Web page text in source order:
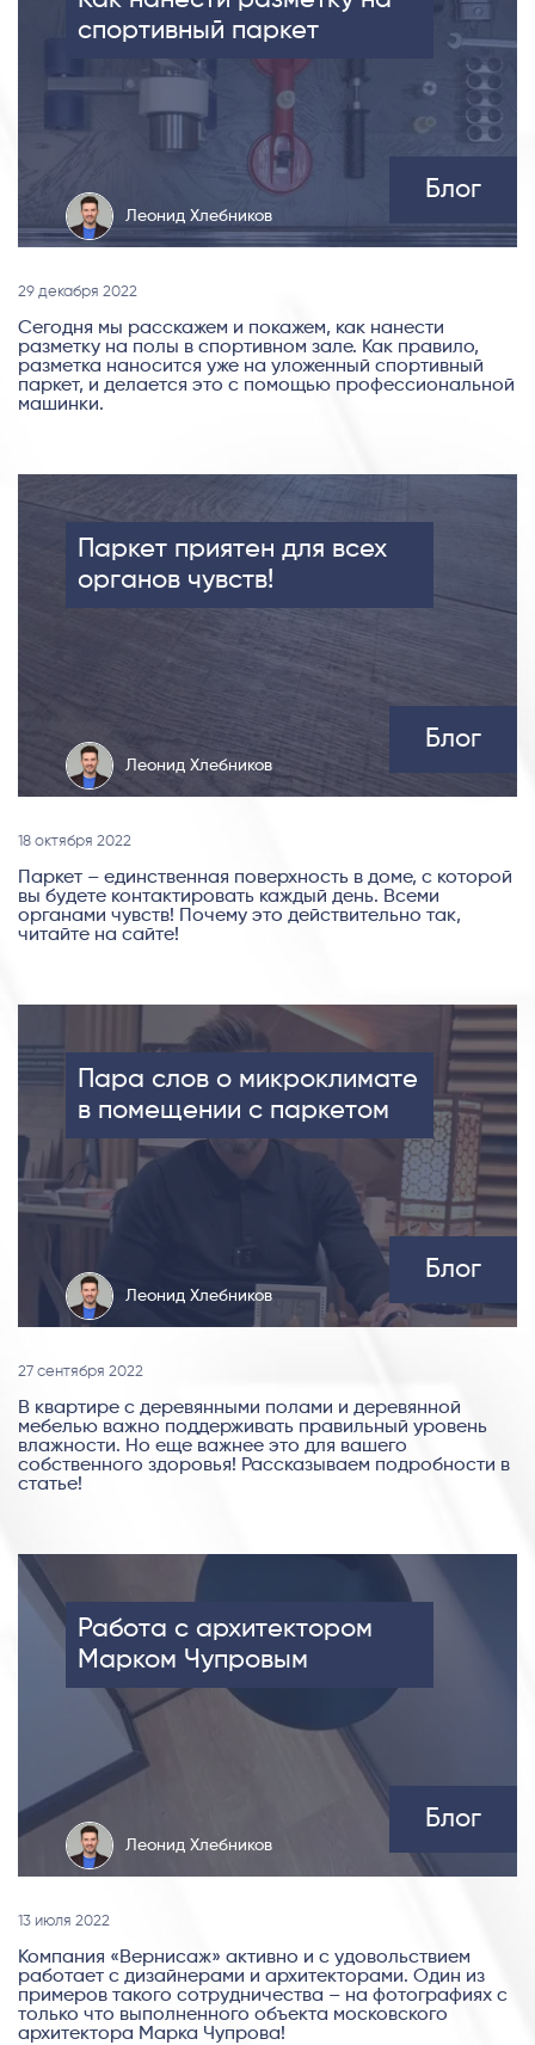
спортивный паркет
Леонид Хлебников
Блог
29 декабря 2022
Сегодня мы расскажем и покажем, как нанести
разметку на полы в спортивном зале. Как правило,
разметка наносится уже на уложенный спортивный
паркет, и делается это с помощью профессиональной
машинки.
Паркет приятен для всех
органов чувств!
Леонид Хлебников
Блог
18 октября 2022
Паркет – единственная поверхность в доме, с которой
вы будете контактировать каждый день. Всеми
органами чувств! Почему это действительно так,
читайте на сайте!
Пара слов о микроклимате
в помещении с паркетом
Леонид Хлебников
Блог
27 сентября 2022
В квартире с деревянными полами и деревянной
мебелью важно поддерживать правильный уровень
влажности. Но еще важнее это для вашего
собственного здоровья! Рассказываем подробности в
статье!
Работа с архитектором
Марком Чупровым
Леонид Хлебников
Блог
13 июля 2022
Компания «Вернисаж» активно и с удовольствием
работает с дизайнерами и архитекторами. Один из
примеров такого сотрудничества – на фотографиях с
только что выполненного объекта московского
архитектора Марка Чупрова!